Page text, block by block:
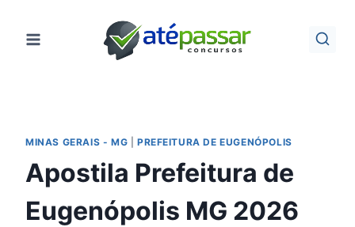
para
MINAS GERAIS - MG PREFEITURA DE EUGENÓPOLIS
Apostila Prefeitura de
Eugenópolis MG 2026